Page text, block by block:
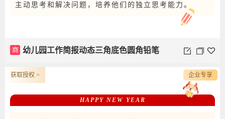
主动思考和解决问题，培养他们的独立思考能力。
商 幼儿园工作简报动态三角底色圆角铅笔
正文
HAPPY NEW YEAR
获取授权 > 企业专享